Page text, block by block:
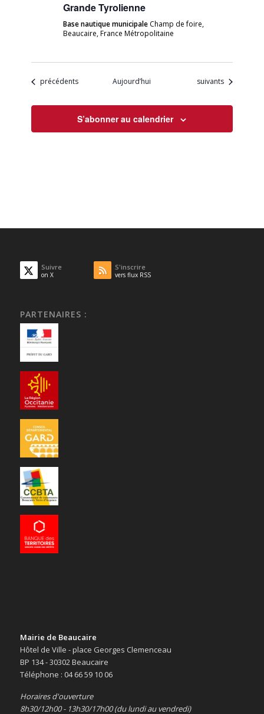
Grande Tyrolienne
Base nautique municipale Champ de foire,
Beaucaire, France Métropolitaine
Évènements
précédents Aujourd’hui Évènements
suivants
S’abonner au calendrier
Suivre
on X
S'inscrire
vers flux RSS
PARTENAIRES :
Mairie de Beaucaire
Hôtel de Ville - place Georges Clemenceau
BP 134 - 30302 Beaucaire
Téléphone : 04 66 59 10 06
Horaires d'ouverture
8h30/12h00 - 13h30/17h00 (du lundi au vendredi)